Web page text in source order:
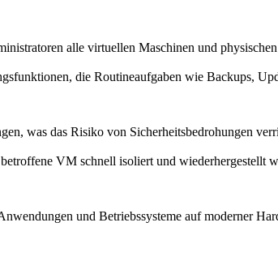
alle virtuellen Maschinen und
die Routineaufgaben wie Backups,
was das Risiko von Sicherheitsbedrohungen
VM schnell isoliert und wiederhergestellt
und Betriebssysteme auf moderner